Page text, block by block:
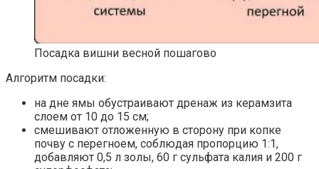
Посадка вишни весной пошагово
Алгоритм посадки:
на дне ямы обустраивают дренаж из керамзита
слоем от 10 до 15 см;
смешивают отложенную в сторону при копке
почву с перегноем, соблюдая пропорцию 1:1,
добавляют 0,5 л золы, 60 г сульфата калия и 200 г